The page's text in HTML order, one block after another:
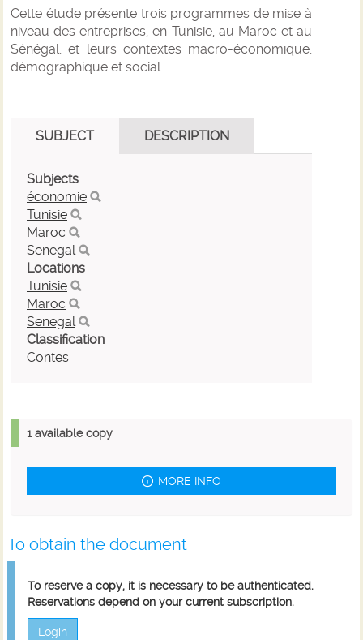
Cette étude présente trois programmes de mise à
niveau des entreprises, en Tunisie, au Maroc et au
Sénégal, et leurs contextes macro-économique,
démographique et social.
SUBJECT DESCRIPTION
Subjects
économie
Tunisie
Maroc
Senegal
Locations
Tunisie
Maroc
Senegal
Classification
Contes
1 available copy
MORE INFO
To obtain the document
To reserve a copy, it is necessary to be authenticated.
Reservations depend on your current subscription.
Login